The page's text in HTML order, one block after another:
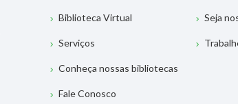
Biblioteca Virtual
Serviços
Conheça nossas bibliotecas
Fale Conosco
Seja